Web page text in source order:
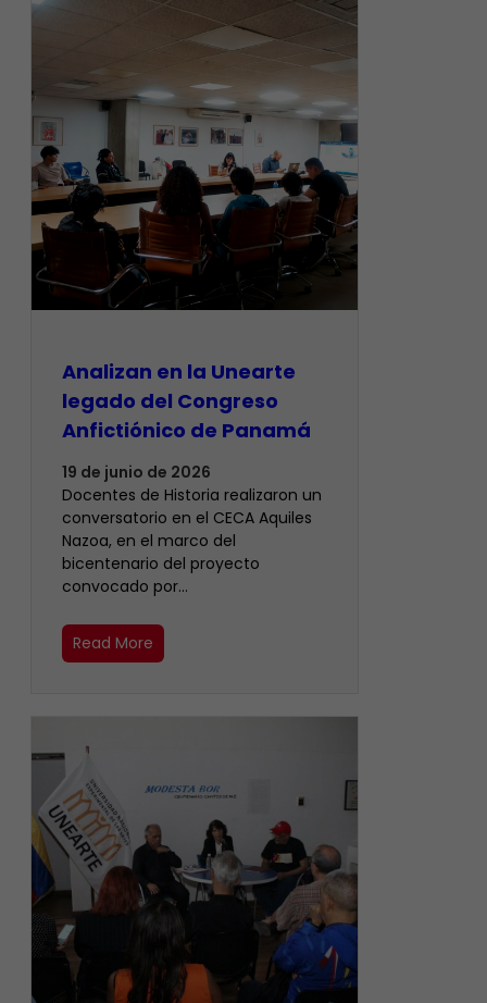
Analizan en la Unearte
legado del Congreso
Anfictiónico de Panamá
19 de junio de 2026
Docentes de Historia realizaron un
conversatorio en el CECA Aquiles
Nazoa, en el marco del
bicentenario del proyecto
convocado por…
Read More